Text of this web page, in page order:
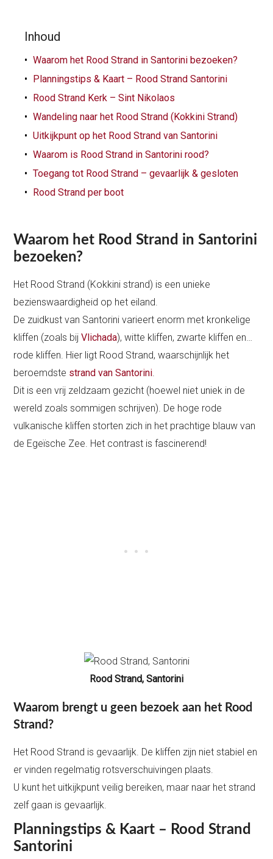
Inhoud
Waarom het Rood Strand in Santorini bezoeken?
Planningstips & Kaart – Rood Strand Santorini
Rood Strand Kerk – Sint Nikolaos
Wandeling naar het Rood Strand (Kokkini Strand)
Uitkijkpunt op het Rood Strand van Santorini
Waarom is Rood Strand in Santorini rood?
Toegang tot Rood Strand – gevaarlijk & gesloten
Rood Strand per boot
Waarom het Rood Strand in Santorini
bezoeken?
Het Rood Strand (Kokkini strand) is een unieke
bezienswaardigheid op het eiland.
De zuidkust van Santorini varieert enorm met kronkelige
kliffen (zoals bijVlichada), witte kliffen, zwarte kliffen en…
rode kliffen. Hier ligt Rood Strand, waarschijnlijk het
beroemdste strand van Santorini
Dit is een vrij zeldzaam gezicht (hoewel niet uniek in de
wereld zoals sommigen schrijven). De hoge rode
vulkanische kliffen storten zich in het prachtige blauw van
de Egeïsche Zee. Het contrast is fascinerend!
Rood Strand, Santorini
Waarom brengt u geen bezoek aan het Rood
Strand?
Het Rood Strand is gevaarlijk. De kliffen zijn niet stabiel en
er vinden regelmatig rotsverschuivingen plaats.
U kunt het uitkijkpunt veilig bereiken, maar naar het strand
zelf gaan is gevaarlijk.
Planningstips & Kaart – Rood Strand
Santorini